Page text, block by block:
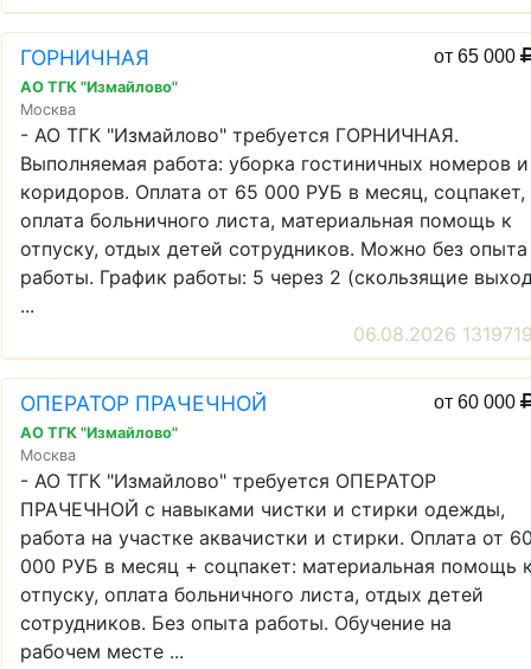
ГОРНИЧНАЯ от 65 000
АО ТГК "Измайлово"
Москва
- АО ТГК "Измайлово" требуется ГОРНИЧНАЯ.
Выполняемая работа: уборка гостиничных номеров и
коридоров. Оплата от 65 000 РУБ в месяц, соцпакет,
оплата больничного листа, материальная помощь к
отпуску, отдых детей сотрудников. Можно без опыта
работы. График работы: 5 через 2 (скользящие
...
06.08.2026
ОПЕРАТОР ПРАЧЕЧНОЙ от 60 000
АО ТГК "Измайлово"
Москва
- АО ТГК "Измайлово" требуется ОПЕРАТОР
ПРАЧЕЧНОЙ с навыками чистки и стирки одежды,
работа на участке аквачистки и стирки. Оплата от
000 РУБ в месяц + соцпакет: материальная помощь
отпуску, оплата больничного листа, отдых детей
сотрудников. Без опыта работы. Обучение на
рабочем месте ...